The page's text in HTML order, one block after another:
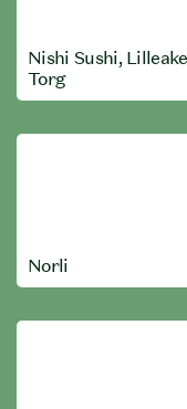
Nishi Sushi,
Torg
Norli